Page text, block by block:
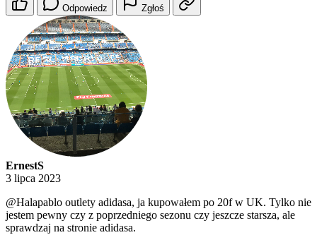
Odpowiedz Zgłoś
ErnestS
3 lipca 2023
@Halapablo outlety adidasa, ja kupowałem po 20f w UK. Tylko nie
jestem pewny czy z poprzedniego sezonu czy jeszcze starsza, ale
sprawdzaj na stronie adidasa.